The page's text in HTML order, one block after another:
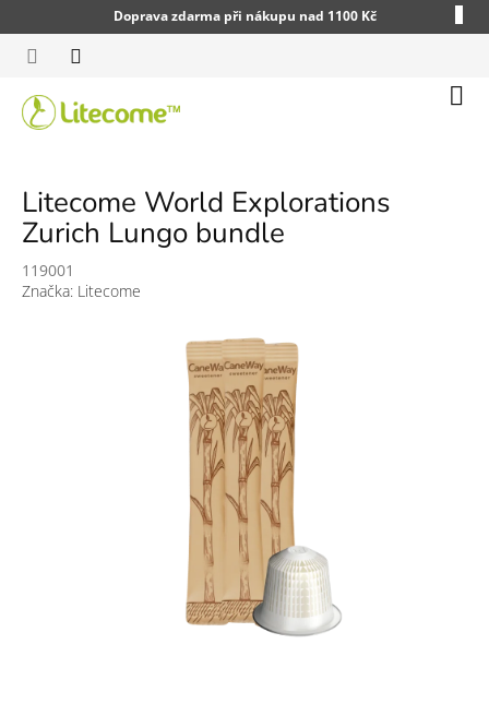
na
obsah
Doprava zdarma při nákupu nad 1100 Kč
Litecome World Explorations
Zurich Lungo bundle
119001
Značka: Litecome